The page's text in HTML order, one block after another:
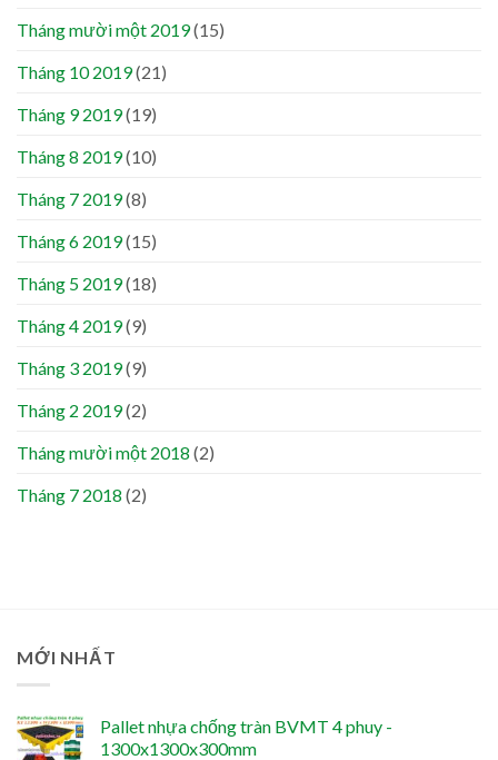
Tháng mười một 2019(15)
Tháng 10 2019(21)
Tháng 9 2019(19)
Tháng 8 2019(10)
Tháng 7 2019(8)
Tháng 6 2019(15)
Tháng 5 2019(18)
Tháng 4 2019(9)
Tháng 3 2019(9)
Tháng 2 2019(2)
Tháng mười một 2018 (2)
Tháng 7 2018 (2)
MỚI NHẤT
Pallet nhựa chống tràn BVMT 4 phuy -
1300x1300x300mm